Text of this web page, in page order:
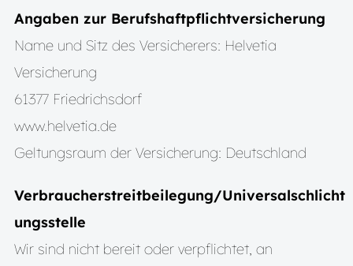
Angaben zur Berufshaftpflichtversicherung
Name und Sitz des Versicherers: Helvetia
Versicherung
61377 Friedrichsdorf
www.helvetia.de
Geltungsraum der Versicherung: Deutschland
Verbraucherstreitbeilegung/Universalschlicht
ungsstelle
Wir sind nicht bereit oder verpflichtet, an